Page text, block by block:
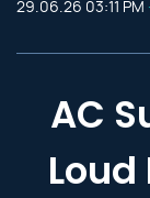
29.06.26 03:11 PM
AC